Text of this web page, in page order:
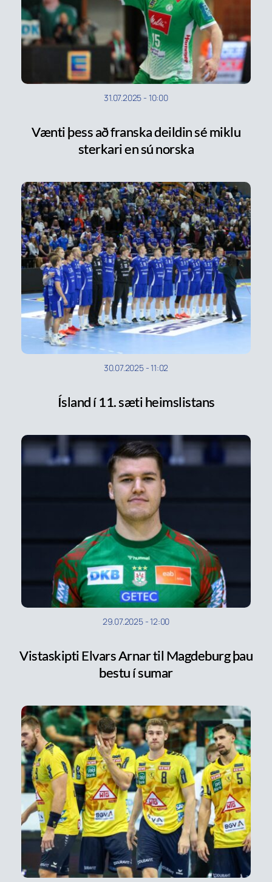
31.07.2025 - 10:00
Vænti þess að franska deildin sé miklu
sterkari en sú norska
30.07.2025-11:02
Ísland í 11. sæti heimslistans
29.07.2025-12:00
Vistaskipti Elvars Arnar til Magdeburg þau
bestu í sumar